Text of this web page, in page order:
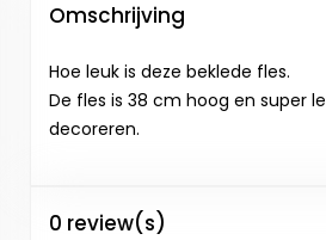
Omschrijving
Hoe leuk is deze beklede fles.
De fles is 38 cm hoog en super
decoreren.
0 review(s)